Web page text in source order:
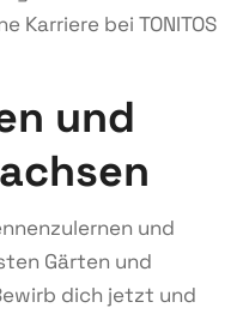
bei TONITOS
und
und
Gärten und
dich jetzt und